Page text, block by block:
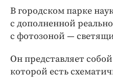
В городском парке
с дополненной
с фотозоной —
Он представляет
которой есть